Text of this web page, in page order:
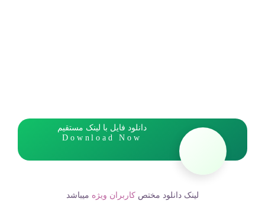
دانلود فایل با لینک مستقیم
Download Now
لینک دانلود مختص کاربران ویژه میباشد